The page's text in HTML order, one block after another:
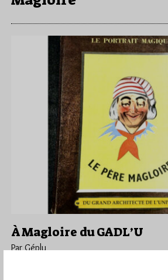
À Magloire du GADL’U
Par Géplu